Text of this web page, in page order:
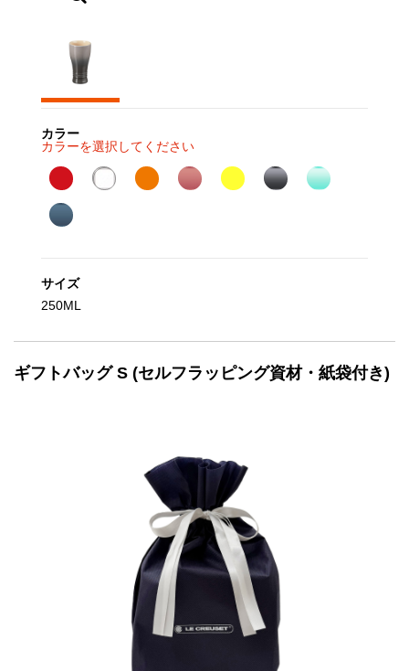
カラー
カラーを選択してください
サイズ
250ML
ギフトバッグ S (セルフラッピング資材・紙袋付き)